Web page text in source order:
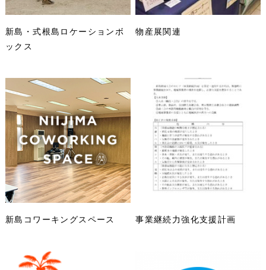
新島・式根島ロケーションボ
ックス
物産展関連
新島コワーキングスペース 事業継続力強化支援計画